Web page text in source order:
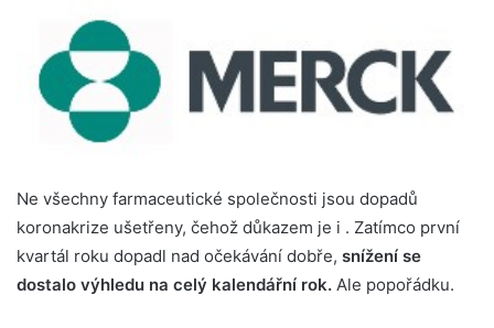
Ne všechny farmaceutické společnosti jsou dopadů
koronakrize ušetřeny, čehož důkazem je i . Zatímco první
kvartál roku dopadl nad očekávání dobře, snížení se
dostalo výhledu na celý kalendářní rok. Ale popořádku.